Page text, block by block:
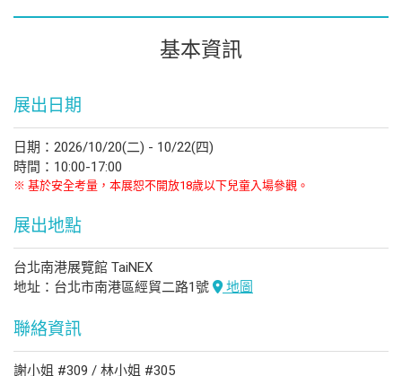
基本資訊
展出日期
日期：2026/10/20(二) - 10/22(四)
時間：10:00-17:00
※ 基於安全考量，本展恕不開放18歲以下兒童入場參觀。
展出地點
台北南港展覽館 TaiNEX
地址：台北市南港區經貿二路1號
地圖
聯絡資訊
謝小姐 #309 / 林小姐 #305